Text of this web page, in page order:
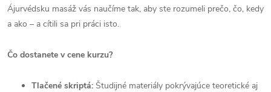
Ájurvédsku masáž vás naučíme tak, aby ste rozumeli prečo, čo, kedy
a ako – a cítili sa pri práci isto.
Čo dostanete v cene kurzu?
Tlačené skriptá: Študijné materiály pokrývajúce teoretické aj